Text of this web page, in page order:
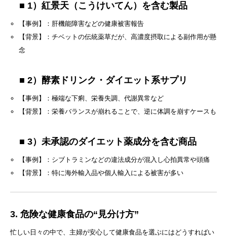
■ 1）紅景天（こうけいてん）を含む製品
【事例】：肝機能障害などの健康被害報告
【背景】：チベットの伝統薬草だが、高濃度摂取による副作用が懸
念
■ 2）酵素ドリンク・ダイエット系サプリ
【事例】：極端な下痢、栄養失調、代謝異常など
【背景】：栄養バランスが崩れることで、逆に体調を崩すケースも
■ 3）未承認のダイエット薬成分を含む商品
【事例】：シブトラミンなどの違法成分が混入し心拍異常や頭痛
【背景】：特に海外輸入品や個人輸入による被害が多い
3. 危険な健康食品の“見分け方”
忙しい日々の中で、主婦が安心して健康食品を選ぶにはどうすればい